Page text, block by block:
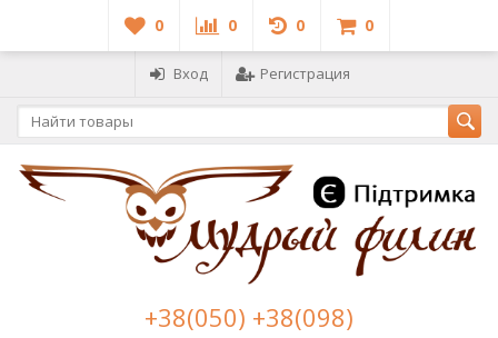
0 0 0 0
Вход Регистрация
+38(050) +38(098)